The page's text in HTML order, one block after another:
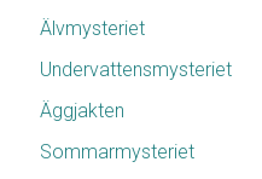
Älvmysteriet
Undervattensmysteriet
Äggjakten
Sommarmysteriet